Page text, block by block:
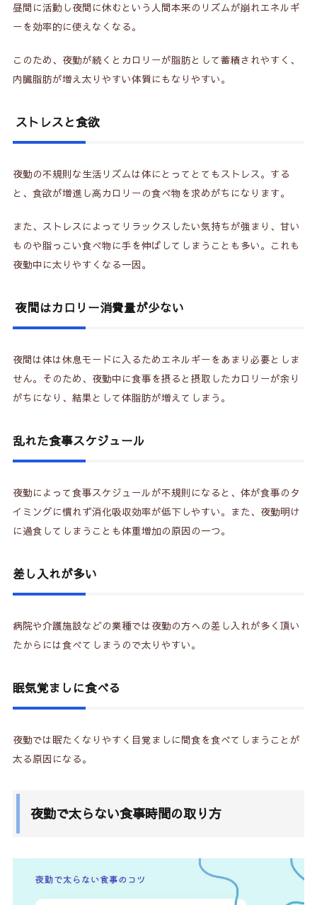
昼間に活動し夜間に休むという人間本来のリズムが崩れエネルギ
ーを効率的に使えなくなる。
このため、夜勤が続くとカロリーが脂肪として蓄積されやすく、
内臓脂肪が増え太りやすい体質にもなりやすい。
ストレスと食欲
夜勤の不規則な生活リズムは体にとってとてもストレス。する
と、食欲が増進し高カロリーの食べ物を求めがちになります。
また、ストレスによってリラックスしたい気持ちが強まり、甘い
ものや脂っこい食べ物に手を伸ばしてしまうことも多い。これも
夜勤中に太りやすくなる一因。
夜間はカロリー消費量が少ない
夜間は体は休息モードに入るためエネルギーをあまり必要としま
せん。そのため、夜勤中に食事を摂ると摂取したカロリーが余り
がちになり、結果として体脂肪が増えてしまう。
乱れた食事スケジュール
夜勤によって食事スケジュールが不規則になると、体が食事のタ
イミングに慣れず消化吸収効率が低下しやすい。また、夜勤明け
に過食してしまうことも体重増加の原因の一つ。
差し入れが多い
病院や介護施設などの業種では夜勤の方への差し入れが多く頂い
たからには食べてしまうので太りやすい。
眠気覚ましに食べる
夜勤では眠たくなりやすく目覚ましに間食を食べてしまうことが
太る原因になる。
夜勤で太らない食事時間の取り方